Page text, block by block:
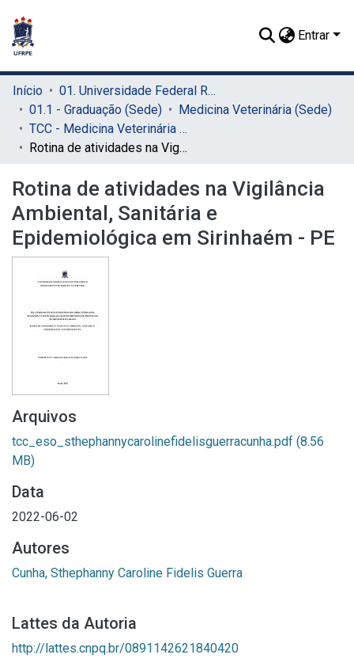
Entrar
Início
01. Universidade Federal Rural de Pernambuco - UFRPE (Sede)
01.1 - Graduação (Sede)
Medicina Veterinária (Sede)
TCC - Medicina Veterinária (Sede)
Rotina de atividades na Vigilância Ambiental, Sanitária e Epidemiológica em Sirinhaém - PE
Rotina de atividades na Vigilância
Ambiental, Sanitária e
Epidemiológica em Sirinhaém - PE
Arquivos
tcc_eso_sthephannycarolinefidelisguerracunha.pdf (8.56
MB)
Data
2022-06-02
Autores
Cunha, Sthephanny Caroline Fidelis Guerra
Lattes da Autoria
http://lattes.cnpq.br/0891142621840420